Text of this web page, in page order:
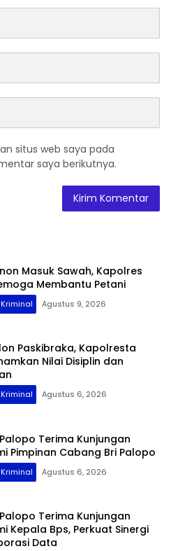
situs web saya pada
saya berikutnya.
Masuk Sawah, Kapolres
Membantu Petani
Agustus 9, 2026
Paskibraka, Kapolresta
Nilai Disiplin dan
Agustus 6, 2026
Terima Kunjungan
Pimpinan Cabang Bri Palopo
Agustus 6, 2026
Terima Kunjungan
Kepala Bps, Perkuat Sinergi
Data